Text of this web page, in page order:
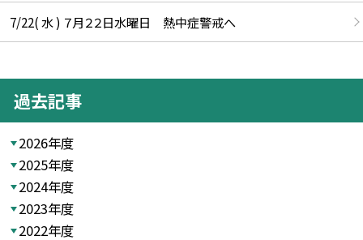
7/22( 水 ) ７月２２日水曜日 熱中症警戒へ
過去記事
2026年度
2025年度
2024年度
2023年度
2022年度